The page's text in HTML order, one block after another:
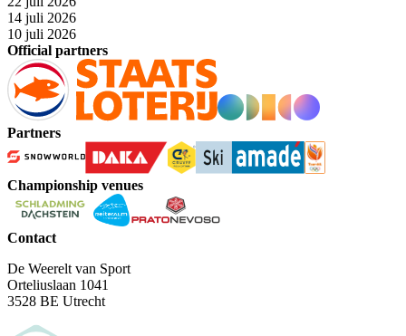
14 juli 2026
10 juli 2026
Official partners
Partners
Championship venues
Contact
De Weerelt van Sport
Orteliuslaan 1041
3528 BE Utrecht